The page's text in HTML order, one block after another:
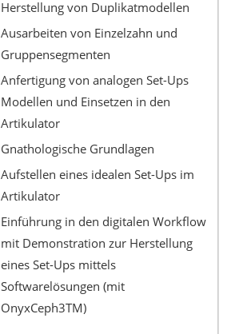
Herstellung von Duplikatmodellen
Ausarbeiten von Einzelzahn und
Gruppensegmenten
Anfertigung von analogen Set-Ups
Modellen und Einsetzen in den
Artikulator
Gnathologische Grundlagen
Aufstellen eines idealen Set-Ups im
Artikulator
Einführung in den digitalen Workflow
mit Demonstration zur Herstellung
eines Set-Ups mittels
Softwarelösungen (mit
OnyxCeph3TM)